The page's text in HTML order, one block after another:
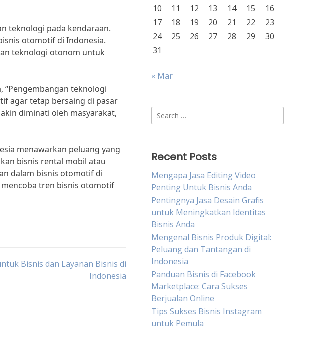
teknologi pada kendaraan.
otomotif di Indonesia.
teknologi otonom untuk
“Pengembangan teknologi
agar tetap bersaing di pasar
diminati oleh masyarakat,
menawarkan peluang yang
bisnis rental mobil atau
dalam bisnis otomotif di
mencoba tren bisnis otomotif
Bisnis dan Layanan Bisnis di
Indonesia
10
11 12 13 14 15
16
17
18 19 20 21 22
23
24
25 26 27 28 29
30
31
« Mar
Search
for:
Recent Posts
Mengapa Jasa Editing Video
Penting Untuk Bisnis Anda
Pentingnya Jasa Desain Grafis
untuk Meningkatkan Identitas
Bisnis Anda
Mengenal Bisnis Produk Digital:
Peluang dan Tantangan di
Indonesia
Panduan Bisnis di Facebook
Marketplace: Cara Sukses
Berjualan Online
Tips Sukses Bisnis Instagram
untuk Pemula